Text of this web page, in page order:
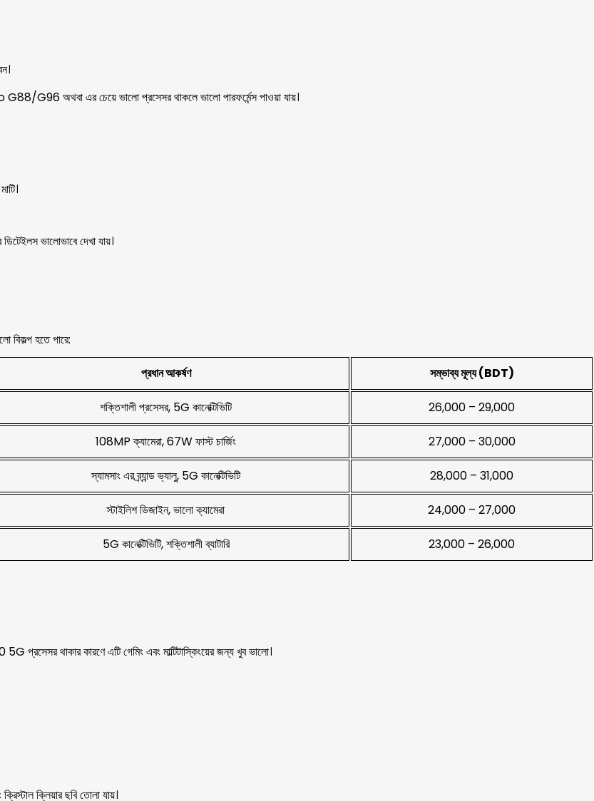
অথবা এর চেয়ে ভালো প্রসেসর থাকলে ভালো পারফর্মেন্স পাওয়া যায়।
ভালোভাবে দেখা যায়।
বিকল্প হতে পারে:
প্রধান আকর্ষণ সম্ভাব্য মূল্য (BDT)
শক্তিশালী প্রসেসর, 5G কানেক্টিভিটি 26,000 – 29,000
108MP ক্যামেরা, 67W ফাস্ট চার্জিং 27,000 – 30,000
স্যামসাং এর ব্র্যান্ড ভ্যালু, 5G কানেক্টিভিটি 28,000 – 31,000
স্টাইলিশ ডিজাইন, ভালো ক্যামেরা 24,000 – 27,000
5G কানেক্টিভিটি, শক্তিশালী ব্যাটারি 23,000 – 26,000
থাকার কারণে এটি গেমিং এবং মাল্টিটাস্কিংয়ের জন্য খুব ভালো।
ক্লিয়ার ছবি তোলা যায়।